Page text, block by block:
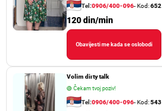
Tel:0906/400-096- Kod:652
120 din/min
Obavijesti me kada se oslobodi
Volim dirty talk
🟢 Čekam tvoj poziv!
Tel:0906/400-096- Kod:543